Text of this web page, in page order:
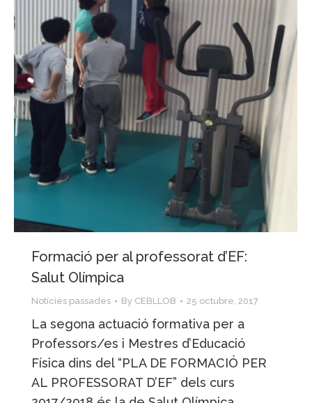
Formació per al professorat d’EF:
Salut Olímpica
Notícies passades By CEBLLOB 25 octubre, 2017
La segona actuació formativa per a
Professors/es i Mestres d’Educació
Física dins del “PLA DE FORMACIÓ PER
AL PROFESSORAT D’EF” dels curs